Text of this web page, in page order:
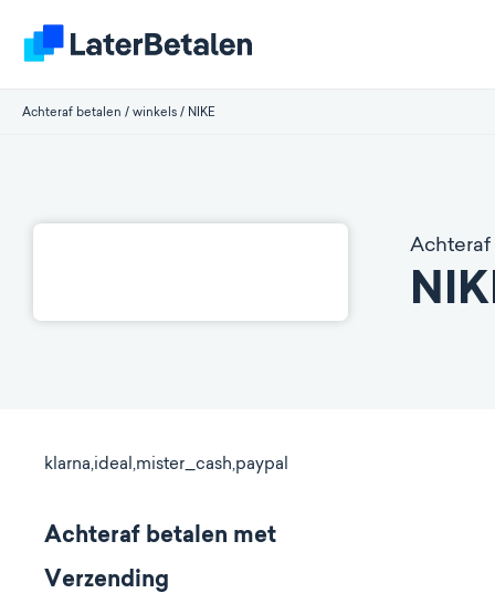
Achteraf betalen / winkels / NIKE
klarna,ideal,mister_cash,paypal
Achteraf betalen met
Verzending